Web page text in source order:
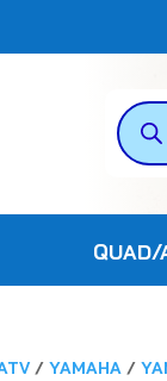
de
QUAD/
/YAMAHA /